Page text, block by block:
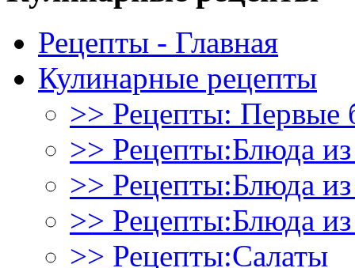
Рецепты - Главная
Кулинарные рецепты
>> Рецепты: Первые
>> Рецепты:Блюда
>> Рецепты:Блюда
>> Рецепты:Блюда
>> Рецепты:Салаты